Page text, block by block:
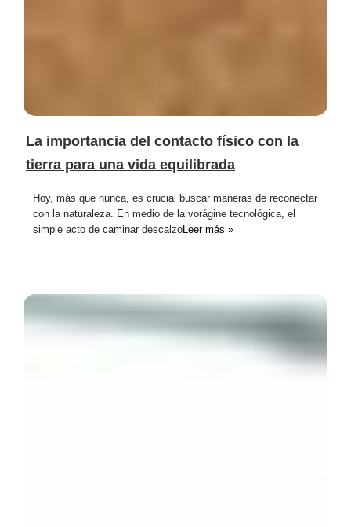
La importancia del contacto físico con la
tierra para una vida equilibrada
Hoy, más que nunca, es crucial buscar maneras de reconectar
con la naturaleza. En medio de la vorágine tecnológica, el
simple acto de caminar descalzo Leer más »